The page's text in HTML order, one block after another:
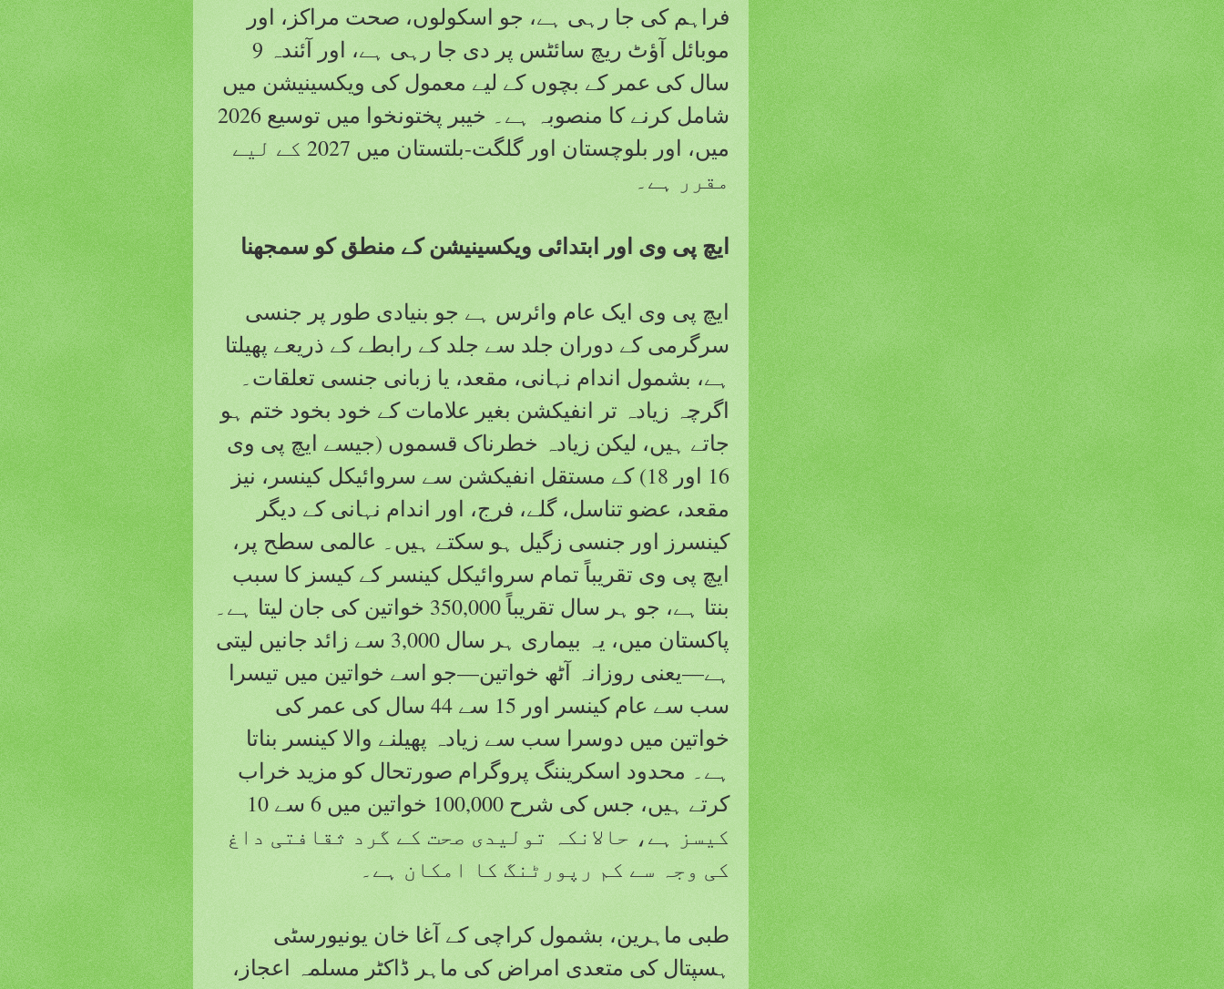
فراہم کی جا رہی ہے، جو اسکولوں، صحت مراکز، اور
موبائل آؤٹ ریچ سائٹس پر دی جا رہی ہے، اور آئندہ 9
سال کی عمر کے بچوں کے لیے معمول کی ویکسینیشن میں
شامل کرنے کا منصوبہ ہے۔ خیبر پختونخوا میں توسیع 2026
میں، اور بلوچستان اور گلگت-بلتستان میں 2027 کے لیے
مقرر ہے۔
ایچ پی وی اور ابتدائی ویکسینیشن کے منطق کو سمجھنا
ایچ پی وی ایک عام وائرس ہے جو بنیادی طور پر جنسی
سرگرمی کے دوران جلد سے جلد کے رابطے کے ذریعے پھیلتا
ہے، بشمول اندام نہانی، مقعد، یا زبانی جنسی تعلقات۔
اگرچہ زیادہ تر انفیکشن بغیر علامات کے خود بخود ختم ہو
جاتے ہیں، لیکن زیادہ خطرناک قسموں (جیسے ایچ پی وی
16 اور 18) کے مستقل انفیکشن سے سروائیکل کینسر، نیز
مقعد، عضو تناسل، گلے، فرج، اور اندام نہانی کے دیگر
کینسرز اور جنسی زگیل ہو سکتے ہیں۔ عالمی سطح پر،
ایچ پی وی تقریباً تمام سروائیکل کینسر کے کیسز کا سبب
بنتا ہے، جو ہر سال تقریباً 350,000 خواتین کی جان لیتا ہے۔
پاکستان میں، یہ بیماری ہر سال 3,000 سے زائد جانیں لیتی
ہے—یعنی روزانہ آٹھ خواتین—جو اسے خواتین میں تیسرا
سب سے عام کینسر اور 15 سے 44 سال کی عمر کی
خواتین میں دوسرا سب سے زیادہ پھیلنے والا کینسر بناتا
ہے۔ محدود اسکریننگ پروگرام صورتحال کو مزید خراب
کرتے ہیں، جس کی شرح 100,000 خواتین میں 6 سے 10
کیسز ہے، حالانکہ تولیدی صحت کے گرد ثقافتی داغ
کی وجہ سے کم رپورٹنگ کا امکان ہے۔
طبی ماہرین، بشمول کراچی کے آغا خان یونیورسٹی
ہسپتال کی متعدی امراض کی ماہر ڈاکٹر مسلمہ اعجاز،